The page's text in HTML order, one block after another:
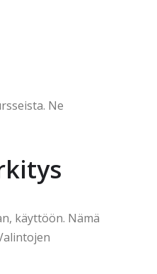
Ne
käyttöön. Nämä